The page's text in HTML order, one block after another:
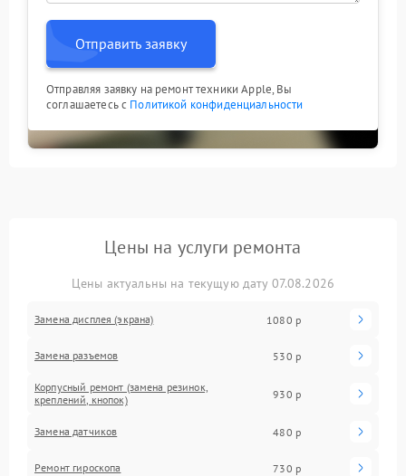
Отправить заявку
Отправляя заявку на ремонт техники Apple, Вы
соглашаетесь с Политикой конфиденциальности
Цены на услуги ремонта
Цены актуальны на текущую дату 07.08.2026
Замена дисплея (экрана) 1080 р
Замена разъемов 530 р
Корпусный ремонт (замена резинок,
креплений, кнопок)
930 р
Замена датчиков 480 р
Ремонт гироскопа 730 р